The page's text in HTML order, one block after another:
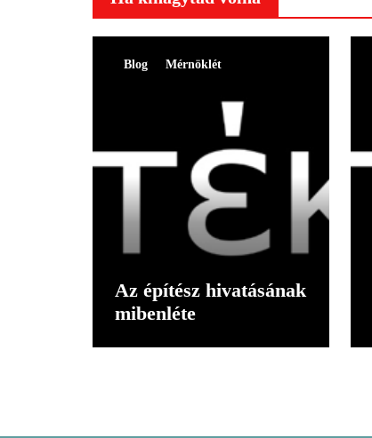
Blog Mérnöklét
Az építész hivatásának
mibenléte